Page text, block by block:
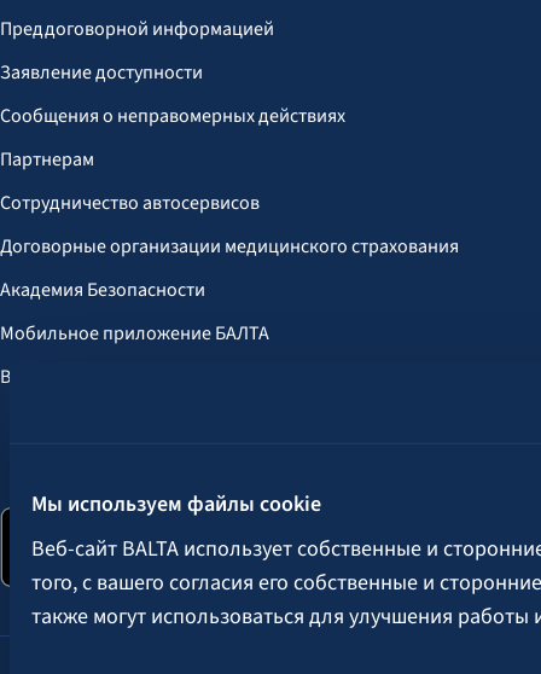
Мы используем файлы cookie
Веб-сайт BALTA использует собственные и
того, с вашего согласия его собственные и
также могут использоваться для улучшения работы
Преддоговорной информацией
Заявление доступности
Сообщения о неправомерных действиях
Партнерам
Сотрудничество автосервисов
Договорные организации медицинского страхования
Академия Безопасности
Мобильное приложение БАЛТА
Выгоды для клиентов